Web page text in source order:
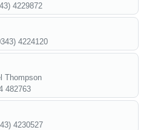
4229872
4224120
Thompson
482763
4230527